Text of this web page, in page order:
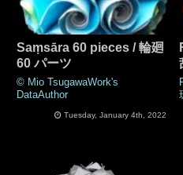
Saṃsāra 60 pieces / 輪廻
60 パーツ
© Mio TsugawaWork's
DataAuthor
Tuesday, January 4th, 2022